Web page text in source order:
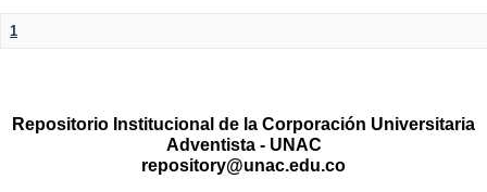
1
Repositorio Institucional de la Corporación Universitaria
Adventista - UNAC
repository@unac.edu.co